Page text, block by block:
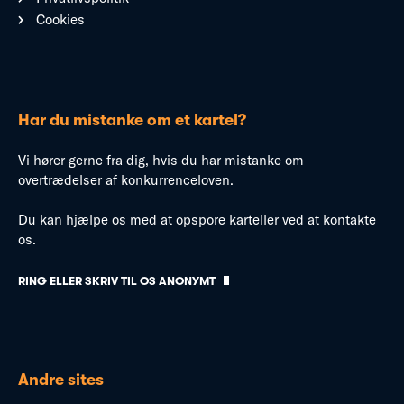
Cookies
Har du mistanke om et kartel?
Vi hører gerne fra dig, hvis du har mistanke om
overtrædelser af konkurrenceloven.
Du kan hjælpe os med at opspore karteller ved at kontakte
os.
RING ELLER SKRIV TIL OS ANONYMT
Andre sites